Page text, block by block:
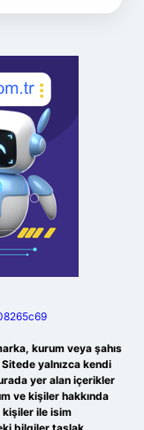
kurum veya şahıs
yalnızca kendi
yer alan içerikler
ve kişiler hakkında
kişiler ile isim